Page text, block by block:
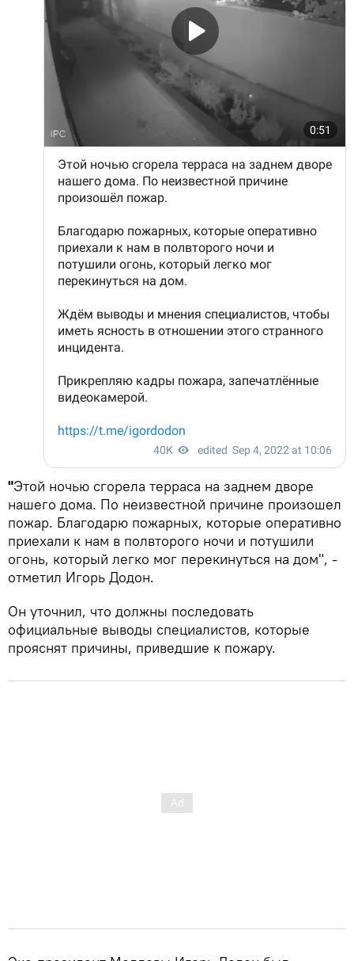
"Этой ночью сгорела терраса на заднем дворе
нашего дома. По неизвестной причине произошел
пожар. Благодарю пожарных, которые оперативно
приехали к нам в полвторого ночи и потушили
огонь, который легко мог перекинуться на дом", -
отметил Игорь Додон.
Он уточнил, что должны последовать
официальные выводы специалистов, которые
прояснят причины, приведшие к пожару.